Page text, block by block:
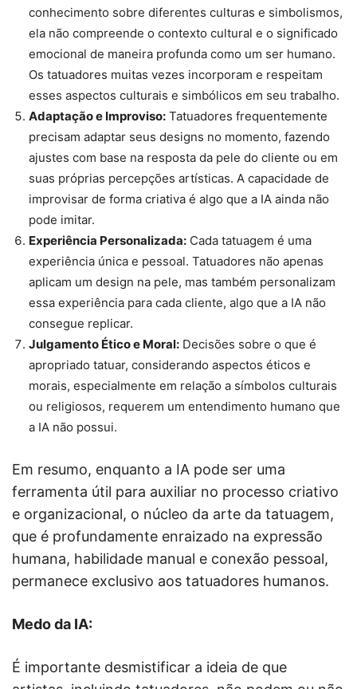
conhecimento sobre diferentes culturas e simbolismos,
ela não compreende o contexto cultural e o significado
emocional de maneira profunda como um ser humano.
Os tatuadores muitas vezes incorporam e respeitam
esses aspectos culturais e simbólicos em seu trabalho.
Adaptação e Improviso: Tatuadores frequentemente
precisam adaptar seus designs no momento, fazendo
ajustes com base na resposta da pele do cliente ou em
suas próprias percepções artísticas. A capacidade de
improvisar de forma criativa é algo que a IA ainda não
pode imitar.
Experiência Personalizada: Cada tatuagem é uma
experiência única e pessoal. Tatuadores não apenas
aplicam um design na pele, mas também personalizam
essa experiência para cada cliente, algo que a IA não
consegue replicar.
Julgamento Ético e Moral: Decisões sobre o que é
apropriado tatuar, considerando aspectos éticos e
morais, especialmente em relação a símbolos culturais
ou religiosos, requerem um entendimento humano que
a IA não possui.
Em resumo, enquanto a IA pode ser uma
ferramenta útil para auxiliar no processo criativo
e organizacional, o núcleo da arte da tatuagem,
que é profundamente enraizado na expressão
humana, habilidade manual e conexão pessoal,
permanece exclusivo aos tatuadores humanos.
Medo da IA:
É importante desmistificar a ideia de que